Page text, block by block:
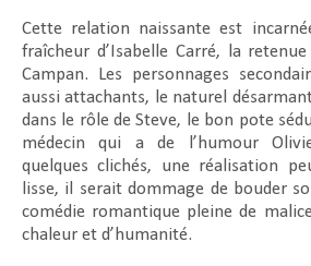
Cette relation naissante est
fraîcheur d’Isabelle Carré, la
Campan. Les personnages
aussi attachants, le naturel
dans le rôle de Steve, le bon pote
médecin qui a de l’humour
quelques clichés, une réalisation
lisse, il serait dommage de bouder
comédie romantique pleine de
chaleur et d’humanité.